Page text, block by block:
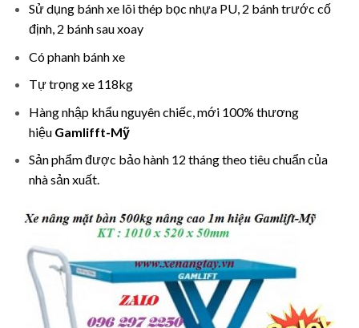
Sử dụng bánh xe lõi thép bọc nhựa PU, 2 bánh trước cố
định, 2 bánh sau xoay
Có phanh bánh xe
Tự trọng xe 118kg
Hàng nhập khẩu nguyên chiếc, mới 100% thương
hiệu Gamlifft-Mỹ
Sản phẩm được bảo hành 12 tháng theo tiêu chuẩn của
nhà sản xuất.